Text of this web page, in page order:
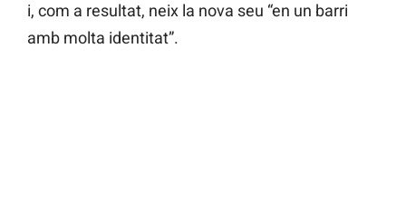
i, com a resultat, neix la nova seu “en un barri
amb molta identitat”.